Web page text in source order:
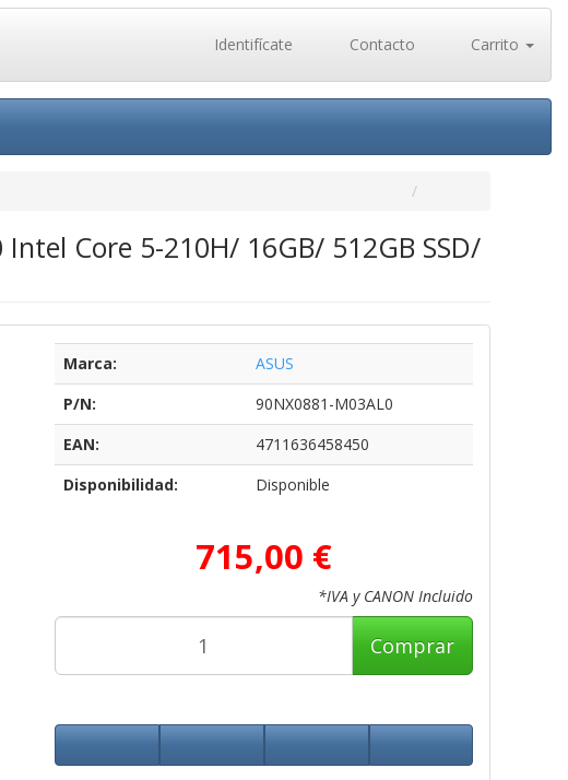
Identifícate Contacto Carrito
Core 5-210H/ 16GB/ 512GB SSD/
Marca:
ASUS
P/N:
90NX0881-M03AL0
EAN:
4711636458450
Disponibilidad:
Disponible
715,00 €
*IVA y CANON Incluido
Comprar